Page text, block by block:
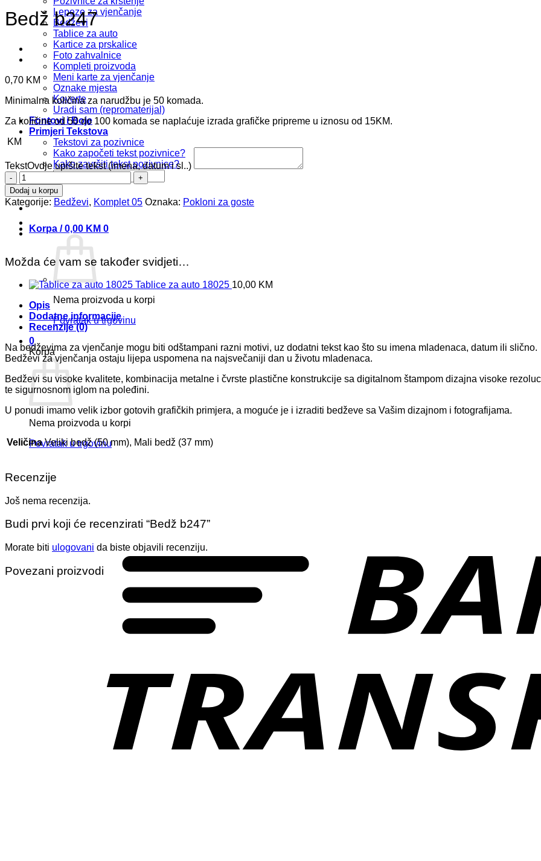
Lepeze za vjenčanje
Bedževi
Tablice za auto
Kartice za prskalice
Foto zahvalnice
Kompleti proizvoda
Meni karte za vjenčanje
Oznake mjesta
Koverte
Uradi sam (repromaterijal)
Fontovi i Boje
Primjeri Tekstova
Tekstovi za pozivnice
Kako započeti tekst pozivnice?
Kako završiti tekst pozivnice?
Pretraži:
Korpa /0,00 KM 0
Nema proizvoda u korpi
Povratak u trgovinu
0
Korpa
Nema proizvoda u korpi
Povratak u trgovinu
Bedž b247
0,70 KM
Minimalna količina za narudžbu je 50 komada.
Za količine od 50 do 100 komada se naplaćuje izrada grafičke pripreme u iznosu od 15KM.
KM
TekstOvdje upišite tekst (imena, datum i sl..)
Bedž
b247
količina
Dodaj u korpu
Kategorije: Bedževi, Komplet 05 Oznaka: Pokloni za goste
Možda će vam se također svidjeti…
Tablice za auto 18025 10,00 KM
Opis
Dodatne informacije
Recenzije (0)
Na bedževima za vjenčanje mogu biti odštampani razni motivi, uz dodatni tekst kao što su imena mladenaca, datum ili slično.
Bedževi za vjenčanja ostaju lijepa uspomena na najsvečaniji dan u životu mladenaca.
Bedževi su visoke kvalitete, kombinacija metalne i čvrste plastične konstrukcije sa digitalnom štampom dizajna visoke
te sigurnosnom iglom na poleđini.
U ponudi imamo velik izbor gotovih grafičkih primjera, a moguće je i izraditi bedževe sa Vašim dizajnom i fotografijama.
Veličina Veliki bedž (50 mm), Mali bedž (37 mm)
Recenzije
Još nema recenzija.
Budi prvi koji će recenzirati “Bedž b247”
Morate biti ulogovani da biste objavili recenziju.
Povezani proizvodi